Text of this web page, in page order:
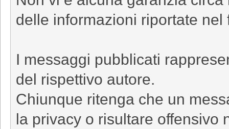
delle informazioni riportate nel
I messaggi pubblicati
del rispettivo autore.
Chiunque ritenga che un
la privacy o risultare offensivo